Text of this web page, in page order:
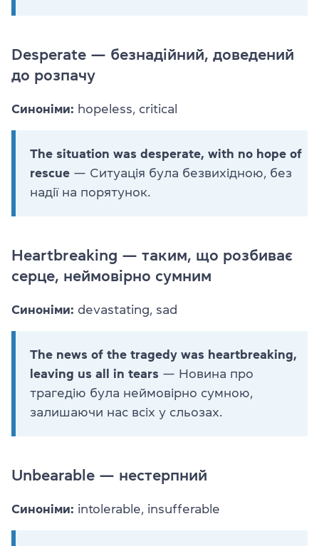
Desperate — безнадійний, доведений
до розпачу
Синоніми: hopeless, critical
The situation was desperate, with no hope of
rescue — Ситуація була безвихідною, без
надії на порятунок.
Heartbreaking — таким, що розбиває
серце, неймовірно сумним
Синоніми: devastating, sad
The news of the tragedy was heartbreaking,
leaving us all in tears — Новина про
трагедію була неймовірно сумною,
залишаючи нас всіх у сльозах.
Unbearable — нестерпний
Синоніми: intolerable, insufferable